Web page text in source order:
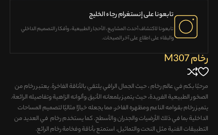
تابعونا على إنستغرام رجاء الخليج
تابعونا لاكتشافأحدث المشاريع، الأحجار الطبيعية، وأفكار التصميم الداخلي
والبقاء على اطلاع على آخر الصيحات.
رخام M307
مرحبًا بكم في عالم رخام ، حيث الجمال الراقي يلتقي بالأناقة الفاخرة. يعتبر رخام من
الصخور الطبيعية الفريدة، حيث يتميز بلمعانه الأنيق وألوانه الزاهية وتفاصيله الرائعة.
يتميز رخام بقوامه الناعم ومظهره الفاخر، مما يجعله خيارًا مثاليًا لتصميم المساحات
الداخلية بما في ذلك الأرضيات والجدران والأسطح. كما يستخدم رخام في العديد من
التطبيقات الفنية مثل النحت والتماثيل. استمتع بأناقة وفخامة رخام الرائع.